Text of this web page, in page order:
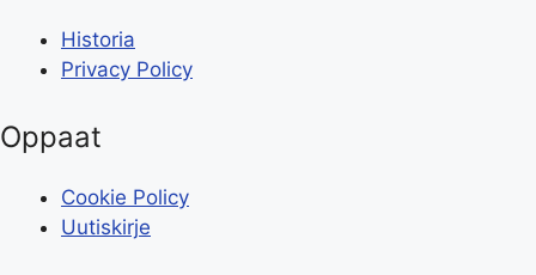
Historia
Privacy Policy
Oppaat
Cookie Policy
Uutiskirje